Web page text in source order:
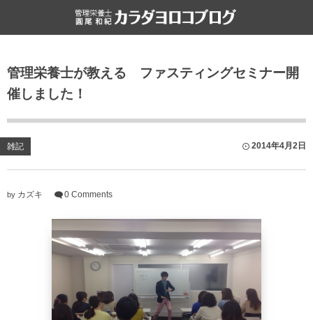
管理栄養士が教える ファスティングセミナー開
催しました！
雑記 2014年4月2日
by カズキ 0 Comments
栄養・食・健康
食文化
ライフハック